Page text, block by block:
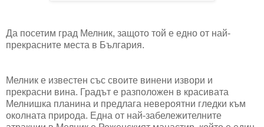
Да посетим град Мелник, защото той е едно от най-
прекрасните места в България.
Мелник е известен със своите винени извори и
прекрасни вина. Градът е разположен в красивата
Мелнишка планина и предлага невероятни гледки към
околната природа. Една от най-забележителните